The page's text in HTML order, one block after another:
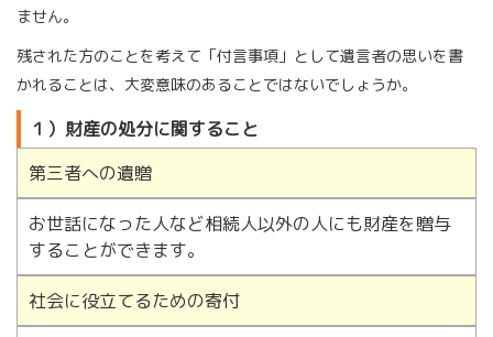
ません。
残された方のことを考えて「付言事項」として遺言者の思いを書
かれることは、大変意味のあることではないでしょうか。
１）財産の処分に関すること
第三者への遺贈
お世話になった人など相続人以外の人にも財産を贈与
することができます。
社会に役立てるための寄付